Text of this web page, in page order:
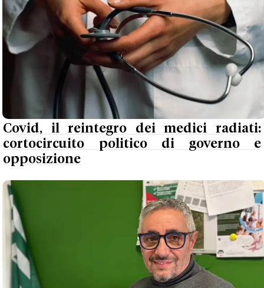
Covid, il reintegro dei medici radiati:
cortocircuito politico di governo e
opposizione